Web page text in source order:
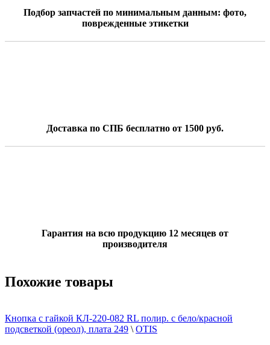
Подбор запчастей по минимальным данным: фото,
поврежденные этикетки
Доставка по СПБ бесплатно от 1500 руб.
Гарантия на всю продукцию 12 месяцев от
производителя
Похожие товары
Кнопка с гайкой КЛ-220-082 RL полир. с бело/красной
подсветкой (ореол), плата 249 \ OTIS